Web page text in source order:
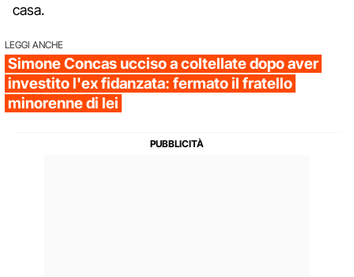
casa.
LEGGI ANCHE
Simone Concas ucciso a coltellate dopo aver
investito l'ex fidanzata: fermato il fratello
minorenne di lei